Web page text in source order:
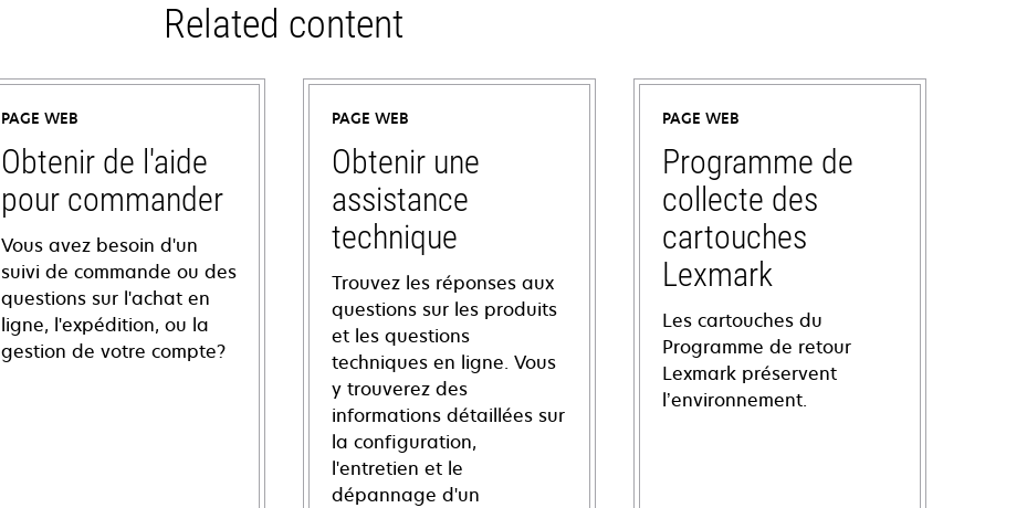
Related content
PAGE WEB
Obtenir de l'aide
pour commander
Vous avez besoin d'un
suivi de commande ou des
questions sur l'achat en
ligne, l'expédition, ou la
gestion de votre compte?
PAGE WEB
Obtenir une
assistance
technique
Trouvez les réponses aux
questions sur les produits
et les questions
techniques en ligne. Vous
y trouverez des
informations détaillées sur
la configuration,
l'entretien et le
dépannage d'un
PAGE WEB
Programme de
collecte des
cartouches
Lexmark
Les cartouches du
Programme de retour
Lexmark préservent
l’environnement.